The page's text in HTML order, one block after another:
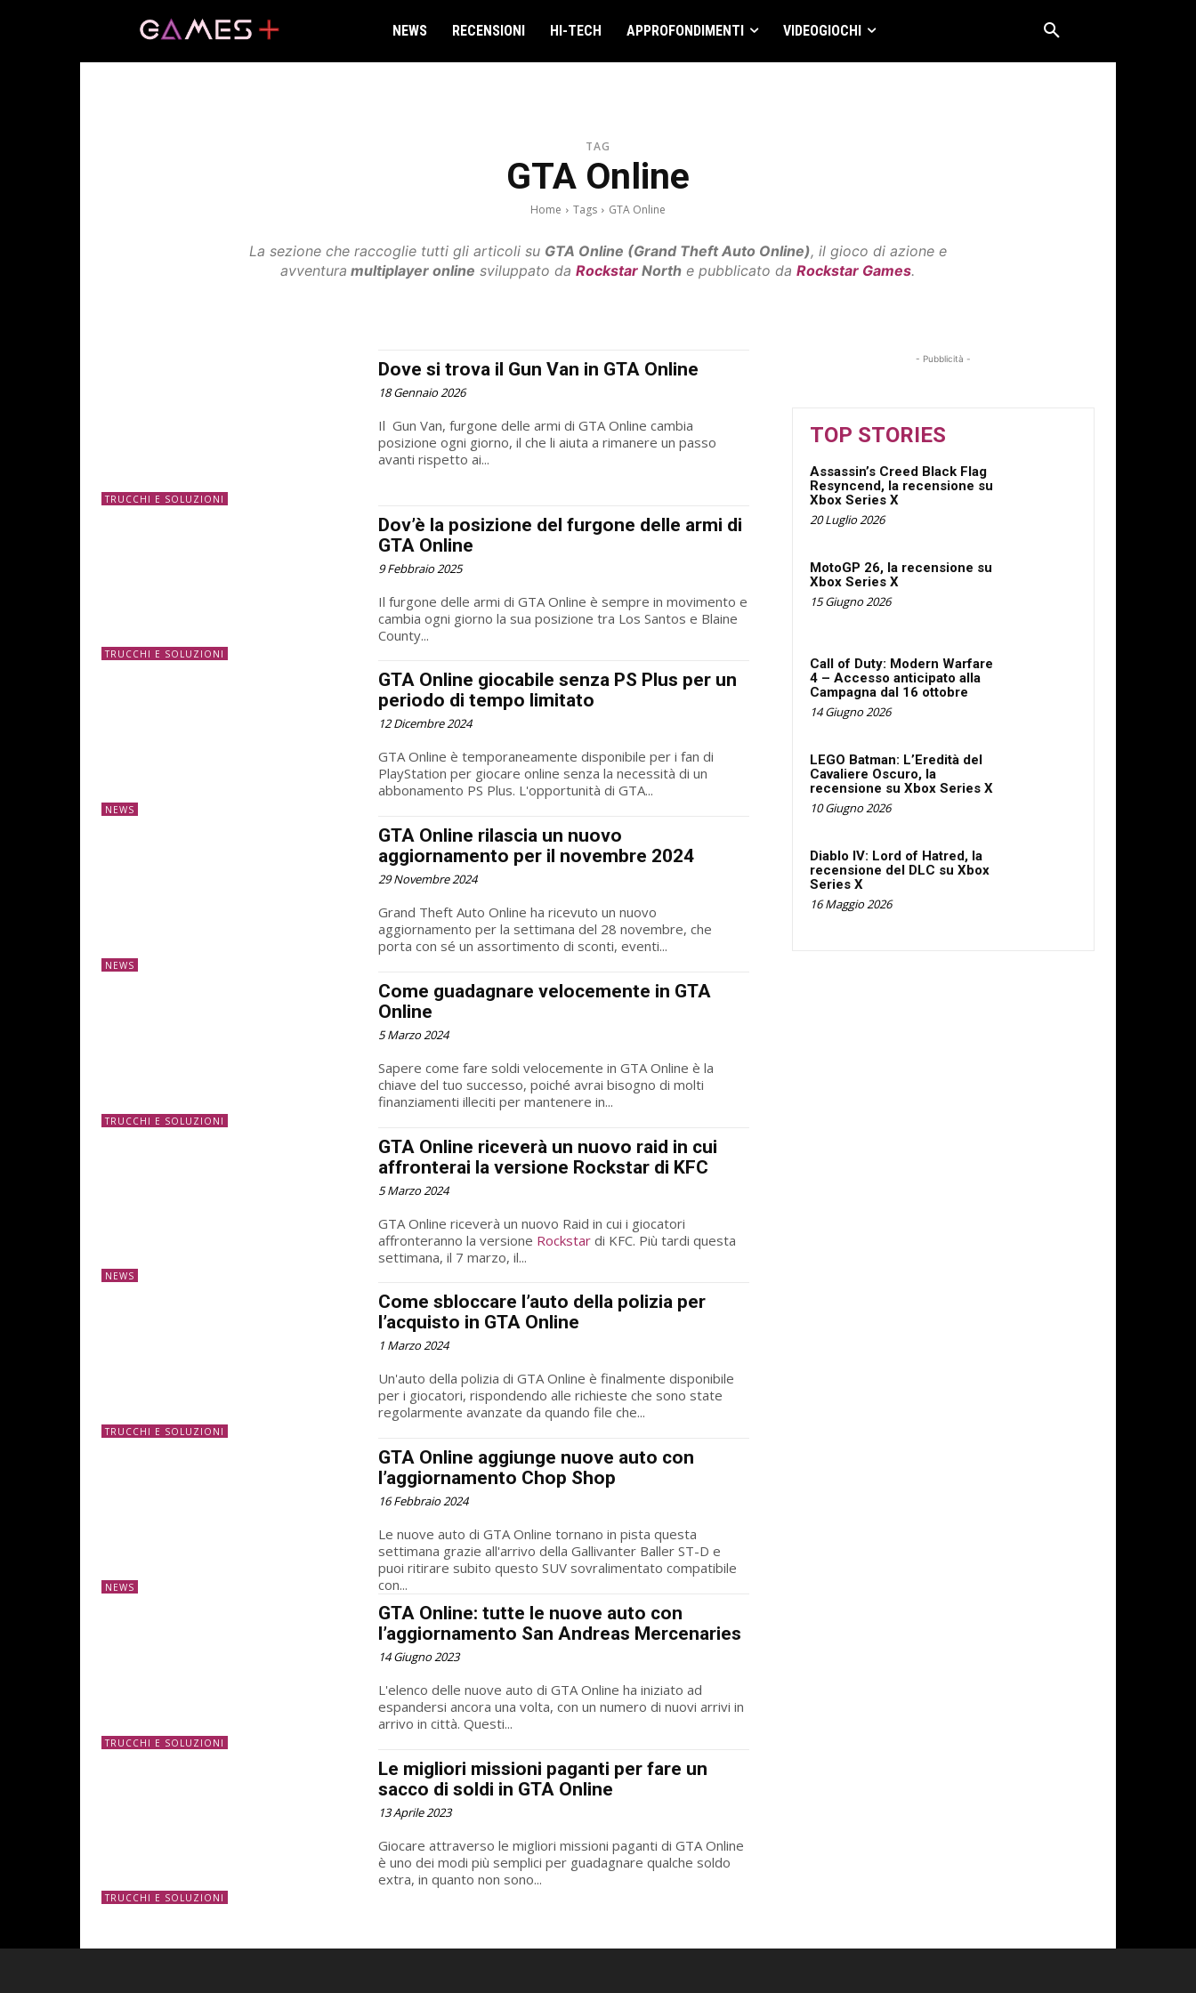
NEWS RECENSIONI HI-TECH APPROFONDIMENTI VIDEOGIOCHI
TAG
GTA Online
Home Tags GTA Online
La sezione che raccoglie tutti gli articoli su GTA Online (Grand Theft Auto Online), il gioco di azione e
avventura multiplayer online sviluppato daRockstar North e pubblicato daRockstar Games.
TRUCCHI E SOLUZIONI
Dove si trova il Gun Van in GTA Online
18 Gennaio 2026
Il Gun Van, furgone delle armi di GTA Online cambia
posizione ogni giorno, il che li aiuta a rimanere un passo
avanti rispetto ai...
TRUCCHI E SOLUZIONI
Dov’è la posizione del furgone delle armi di
GTA Online
9 Febbraio 2025
Il furgone delle armi di GTA Online è sempre in movimento e
cambia ogni giorno la sua posizione tra Los Santos e Blaine
County...
NEWS
GTA Online giocabile senza PS Plus per un
periodo di tempo limitato
12 Dicembre 2024
GTA Online è temporaneamente disponibile per i fan di
PlayStation per giocare online senza la necessità di un
abbonamento PS Plus. L'opportunità di GTA...
NEWS
GTA Online rilascia un nuovo
aggiornamento per il novembre 2024
29 Novembre 2024
Grand Theft Auto Online ha ricevuto un nuovo
aggiornamento per la settimana del 28 novembre, che
porta con sé un assortimento di sconti, eventi...
TRUCCHI E SOLUZIONI
Come guadagnare velocemente in GTA
Online
5 Marzo 2024
Sapere come fare soldi velocemente in GTA Online è la
chiave del tuo successo, poiché avrai bisogno di molti
finanziamenti illeciti per mantenere in...
NEWS
GTA Online riceverà un nuovo raid in cui
affronterai la versione Rockstar di KFC
5 Marzo 2024
GTA Online riceverà un nuovo Raid in cui i giocatori
affronteranno la versione Rockstar di KFC. Più tardi questa
settimana, il 7 marzo, il...
TRUCCHI E SOLUZIONI
Come sbloccare l’auto della polizia per
l’acquisto in GTA Online
1 Marzo 2024
Un'auto della polizia di GTA Online è finalmente disponibile
per i giocatori, rispondendo alle richieste che sono state
regolarmente avanzate da quando file che...
NEWS
GTA Online aggiunge nuove auto con
l’aggiornamento Chop Shop
16 Febbraio 2024
Le nuove auto di GTA Online tornano in pista questa
settimana grazie all'arrivo della Gallivanter Baller ST-D e
puoi ritirare subito questo SUV sovralimentato compatibile
con...
TRUCCHI E SOLUZIONI
GTA Online: tutte le nuove auto con
l’aggiornamento San Andreas Mercenaries
14 Giugno 2023
L'elenco delle nuove auto di GTA Online ha iniziato ad
espandersi ancora una volta, con un numero di nuovi arrivi in ​​
arrivo in città. Questi...
TRUCCHI E SOLUZIONI
Le migliori missioni paganti per fare un
sacco di soldi in GTA Online
13 Aprile 2023
Giocare attraverso le migliori missioni paganti di GTA Online
è uno dei modi più semplici per guadagnare qualche soldo
extra, in quanto non sono...
- Pubblicità -
TOP STORIES
Assassin’s Creed Black Flag
Resyncend, la recensione su
Xbox Series X
20 Luglio 2026
MotoGP 26, la recensione su
Xbox Series X
15 Giugno 2026
Call of Duty: Modern Warfare
4 – Accesso anticipato alla
Campagna dal 16 ottobre
14 Giugno 2026
LEGO Batman: L’Eredità del
Cavaliere Oscuro, la
recensione su Xbox Series X
10 Giugno 2026
Diablo IV: Lord of Hatred, la
recensione del DLC su Xbox
Series X
16 Maggio 2026